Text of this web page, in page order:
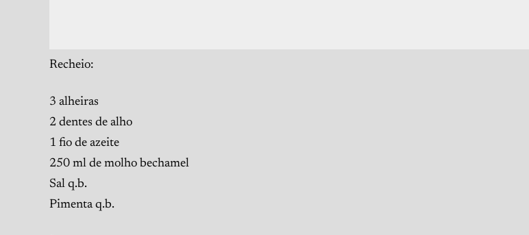
Recheio:
3 alheiras
2 dentes de alho
1 fio de azeite
250 ml de molho bechamel
Sal q.b.
Pimenta q.b.